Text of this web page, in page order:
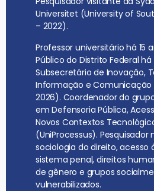
Universitet (University of
– 2022).
Professor universitário há 15
Público do Distrito Federal há
Subsecretário de Inovação,
Informação e Comunicação
2026). Coordenador do
em Defensoria Pública,
Novos Contextos
(UniProcessus). Pesquisador
sociologia do direito, acesso
sistema penal, direitos
de gênero e grupos
vulnerabilizados.